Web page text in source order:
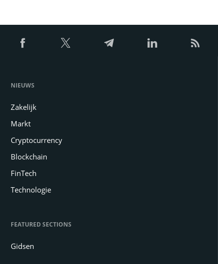
NIEUWS
Zakelijk
Markt
Cryptocurrency
Blockchain
FinTech
Technologie
FEATURED SECTIONS
Gidsen